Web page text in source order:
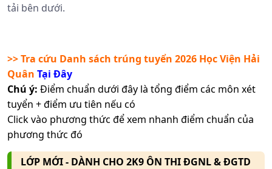
tải bên dưới.
>> Tra cứu Danh sách trúng tuyển 2026 Học Viện Hải
Quân Tại Đây
Chú ý: Điểm chuẩn dưới đây là tổng điểm các môn xét
tuyển + điểm ưu tiên nếu có
Click vào phương thức để xem nhanh điểm chuẩn của
phương thức đó
LỚP MỚI - DÀNH CHO 2K9 ÔN THI ĐGNL & ĐGTD